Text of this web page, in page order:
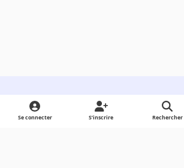
Light ModeDark ModeSystem Preference
Se connecter S’inscrire Rechercher